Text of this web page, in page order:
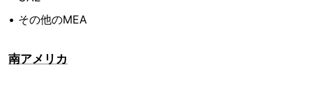
• その他のMEA
南アメリカ